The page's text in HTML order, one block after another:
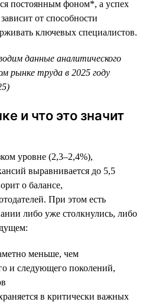
постоянным фоном*, а успех
от способности
ключевых специалистов.
данные аналитического
рынке труда в 2025 году
и что это значит
уровне (2,3–2,4%),
выравнивается до 5,5
о балансе,
При этом есть
либо уже столкнулись, либо
меньше, чем
и следующего поколений,
в критически важных